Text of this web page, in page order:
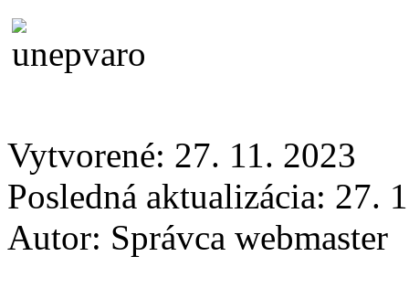
Vytvorené: 27. 11. 2023
Posledná aktualizácia: 27.
Autor: Správca webmaster